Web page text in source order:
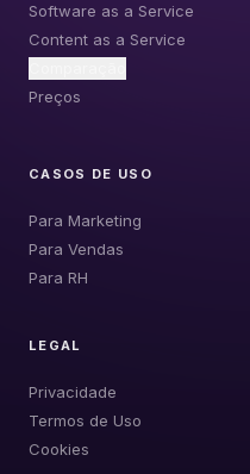
Software as a Service
Content as a Service
Preços
CASOS DE USO
Para Marketing
Para Vendas
Para RH
LEGAL
Privacidade
Termos de Uso
Cookies